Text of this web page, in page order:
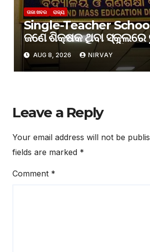
ତାଜା ଖବର ରାଜ୍ୟ
Single-Teacher
ଜଣେ ଶିକ୍ଷକ ଥିବା ସ୍କୁଲରେ
ଅତିରିକ୍ତ ଶିକ୍ଷକ ନିଯୁକ୍ତି
ଗଣଶିକ୍ଷା ବିଭାଗର ନିର୍ଦ୍ଦେଶ
AUG 8, 2026 NIRVAY
Leave a Reply
Your email address will not be
fields are marked *
Comment *